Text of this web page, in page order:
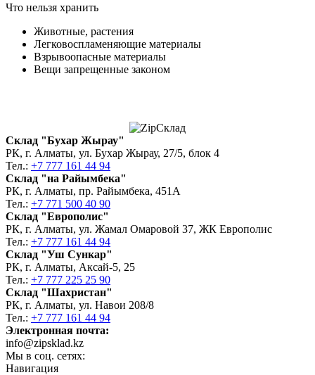
Что нельзя хранить
Животные, растения
Легковоспламеняющие материалы
Взрывоопасные материалы
Вещи запрещенные законом
Склад "Бухар Жырау"
РК, г. Алматы, ул. Бухар Жырау, 27/5, блок 4
Тел.: +7 777 161 44 94
Склад "на Райымбека"
РК, г. Алматы, пр. Райымбека, 451А
Тел.: +7 771 500 40 90
Склад "Европолис"
РК, г. Алматы, ул. Жамал Омаровой 37, ЖК Европолис
Тел.: +7 777 161 44 94
Склад "Уш Сункар"
РК, г. Алматы, Аксай-5, 25
Тел.: +7 777 225 25 90
Склад "Шахристан"
РК, г. Алматы, ул. Навои 208/8
Тел.: +7 777 161 44 94
Электронная почта:
info@zipsklad.kz
Мы в соц. сетях:
Навигация